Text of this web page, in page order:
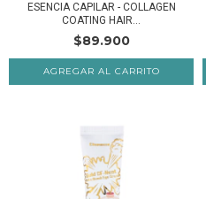
ESENCIA CAPILAR - COLLAGEN
COATING HAIR...
$89.900